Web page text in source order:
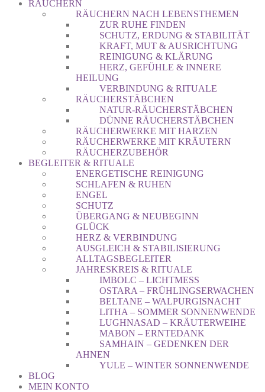
RÄUCHERN
RÄUCHERN NACH LEBENSTHEMEN
ZUR RUHE FINDEN
SCHUTZ, ERDUNG & STABILITÄT
KRAFT, MUT & AUSRICHTUNG
REINIGUNG & KLÄRUNG
HERZ, GEFÜHLE & INNERE
HEILUNG
VERBINDUNG & RITUALE
RÄUCHERSTÄBCHEN
NATUR-RÄUCHERSTÄBCHEN
DÜNNE RÄUCHERSTÄBCHEN
RÄUCHERWERKE MIT HARZEN
RÄUCHERWERKE MIT KRÄUTERN
RÄUCHERZUBEHÖR
BEGLEITER & RITUALE
ENERGETISCHE REINIGUNG
SCHLAFEN & RUHEN
ENGEL
SCHUTZ
ÜBERGANG & NEUBEGINN
GLÜCK
HERZ & VERBINDUNG
AUSGLEICH & STABILISIERUNG
ALLTAGSBEGLEITER
JAHRESKREIS & RITUALE
IMBOLC – LICHTMESS
OSTARA – FRÜHLINGSERWACHEN
BELTANE – WALPURGISNACHT
LITHA – SOMMER SONNENWENDE
LUGHNASAD – KRÄUTERWEIHE
MABON – ERNTEDANK
SAMHAIN – GEDENKEN DER
AHNEN
YULE – WINTER SONNENWENDE
BLOG
MEIN KONTO